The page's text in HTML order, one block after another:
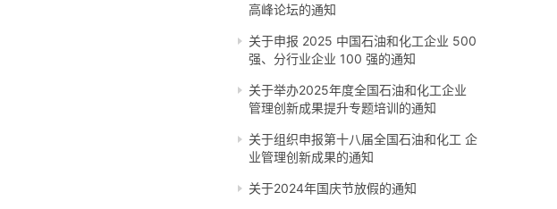
高峰论坛的通知
关于申报 2025 中国石油和化工企业 500
强、分行业企业 100 强的通知
关于举办2025年度全国石油和化工企业
管理创新成果提升专题培训的通知
关于组织申报第十八届全国石油和化工 企
业管理创新成果的通知
关于2024年国庆节放假的通知